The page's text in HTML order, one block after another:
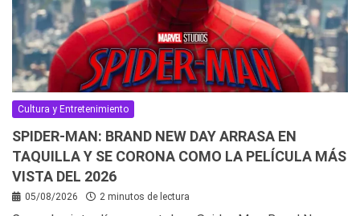
Cultura y Entretenimiento
SPIDER-MAN: BRAND NEW DAY ARRASA EN
TAQUILLA Y SE CORONA COMO LA PELÍCULA MÁS
VISTA DEL 2026
05/08/2026 2 minutos de lectura